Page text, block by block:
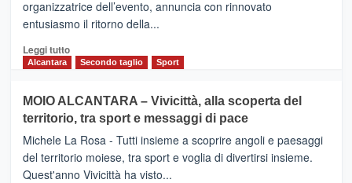
l’edizione
2026
organizzatrice dell’evento, annuncia con rinnovato
entusiasmo il ritorno della...
Leggi tuttoLeggi
Torna
la
Supermaratona
dell’Etna
Alcantara Secondo taglio Sport
MOIO ALCANTARA – Vivicittà, alla scoperta del
territorio, tra sport e messaggi di pace
Michele La Rosa - Tutti insieme a scoprire angoli e paesaggi
del territorio moiese, tra sport e voglia di divertirsi insieme.
Quest'anno Vivicittà ha visto...